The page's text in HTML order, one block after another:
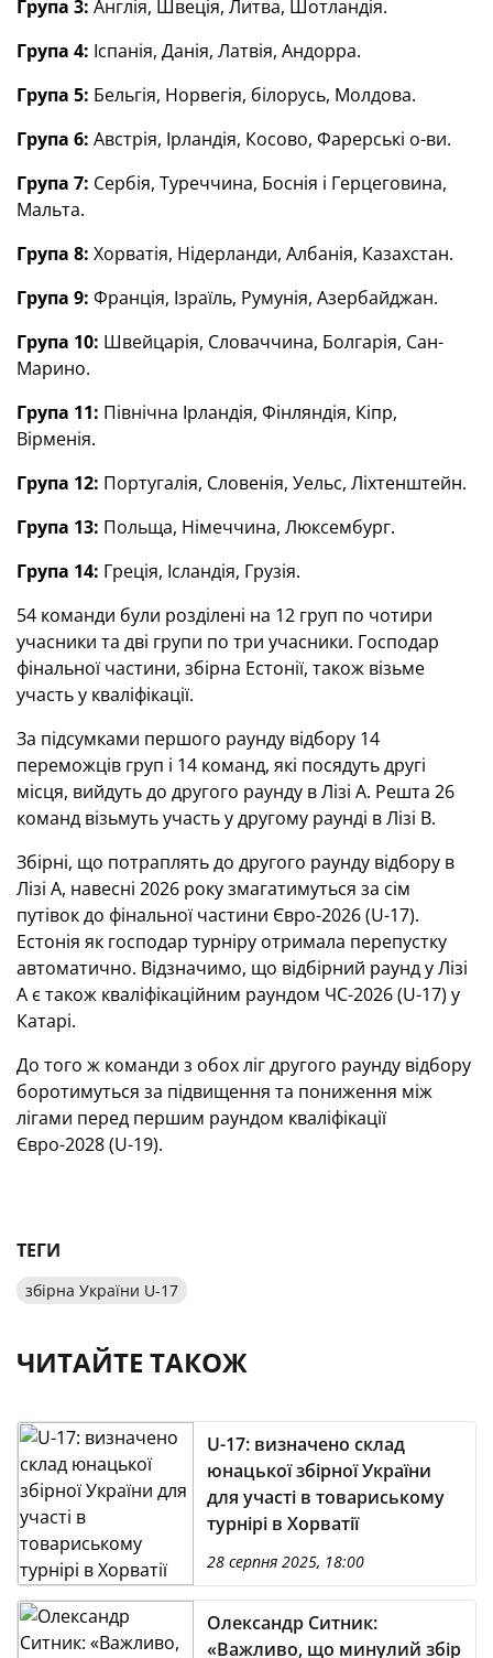
Група 3: Англія, Швеція, Литва, Шотландія.
Група 4: Іспанія, Данія, Латвія, Андорра.
Група 5: Бельгія, Норвегія, білорусь, Молдова.
Група 6: Австрія, Ірландія, Косово, Фарерські о-ви.
Група 7: Сербія, Туреччина, Боснія і Герцеговина,
Мальта.
Група 8: Хорватія, Нідерланди, Албанія, Казахстан.
Група 9: Франція, Ізраїль, Румунія, Азербайджан.
Група 10: Швейцарія, Словаччина, Болгарія, Сан-
Марино.
Група 11: Північна Ірландія, Фінляндія, Кіпр,
Вірменія.
Група 12: Португалія, Словенія, Уельс, Ліхтенштейн.
Група 13: Польща, Німеччина, Люксембург.
Група 14: Греція, Ісландія, Грузія.
54 команди були розділені на 12 груп по чотири
учасники та дві групи по три учасники. Господар
фінальної частини, збірна Естонії, також візьме
участь у кваліфікації.
За підсумками першого раунду відбору 14
переможців груп і 14 команд, які посядуть другі
місця, вийдуть до другого раунду в Лізі A. Решта 26
команд візьмуть участь у другому раунді в Лізі B.
Збірні, що потраплять до другого раунду відбору в
Лізі А, навесні 2026 року змагатимуться за сім
путівок до фінальної частини Євро-2026 (U-17).
Естонія як господар турніру отримала перепустку
автоматично. Відзначимо, що відбірний раунд у Лізі
А є також кваліфікаційним раундом ЧС-2026 (U-17) у
Катарі.
До того ж команди з обох ліг другого раунду відбору
боротимуться за підвищення та пониження між
лігами перед першим раундом кваліфікації
Євро-2028 (U-19).
ТЕГИ
збірна України U-17
ЧИТАЙТЕ ТАКОЖ
U-17: визначено склад
юнацької збірної України
для участі в товариському
турнірі в Хорватії
28 серпня 2025, 18:00
Олександр Ситник:
«Важливо, що минулий збір